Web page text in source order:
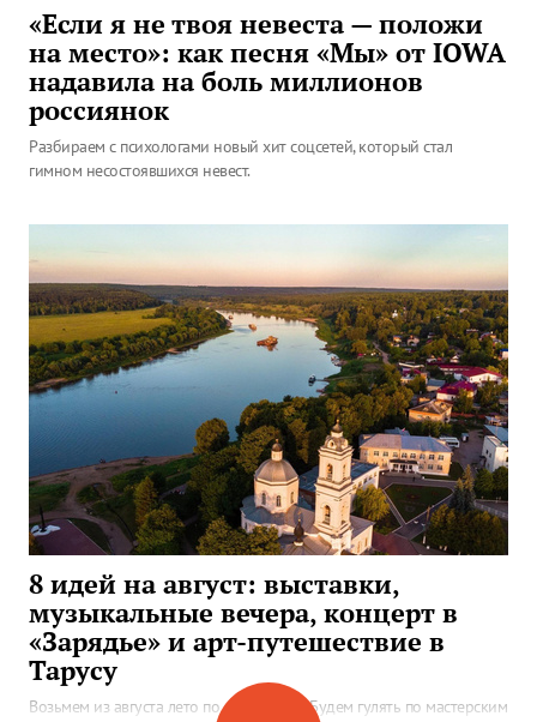
«Если я не твоя невеста — положи
на место»: как песня «Мы» от IOWA
надавила на боль миллионов
россиянок
Разбираем с психологами новый хит соцсетей, который стал
гимном несостоявшихся невест.
8 идей на август: выставки,
музыкальные вечера, концерт в
«Зарядье» и арт-путешествие в
Тарусу
Возьмем из августа лето по максимуму! Будем гулять по мастерским